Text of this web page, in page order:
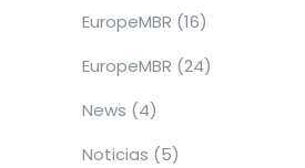
EuropeMBR (16)
EuropeMBR (24)
News (4)
Noticias (5)